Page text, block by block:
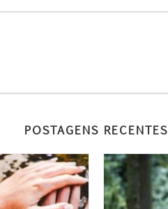
POSTAGENS RECENTES